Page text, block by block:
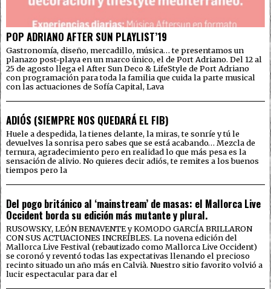
POP ADRIANO AFTER SUN PLAYLIST’19
Gastronomía, diseño, mercadillo, música… te presentamos un
planazo post-playa en un marco único, el de Port Adriano. Del 12 al
25 de agosto llega el After Sun Deco & LifeStyle de Port Adriano
con programación para toda la familia que cuida la parte musical
con las actuaciones de Sofía Capital, Lava
ADIÓS (SIEMPRE NOS QUEDARÁ EL FIB)
Huele a despedida, la tienes delante, la miras, te sonríe y tú le
devuelves la sonrisa pero sabes que se está acabando… Mezcla de
ternura, agradecimiento pero en realidad lo que más pesa es la
sensación de alivio. No quieres decir adiós, te remites a los buenos
tiempos pero la
Del pogo británico al ‘mainstream’ de masas: el Mallorca Live
Occident borda su edición más mutante y plural.
RUSOWSKY, LEÓN BENAVENTE y KOMODO GARCÍA BRILLARON
CON SUS ACTUACIONES INCREÍBLES. La novena edición del
Mallorca Live Festival (rebautizado como Mallorca Live Occident)
se coronó y reventó todas las expectativas llenando el precioso
recinto situado un año más en Calvià. Nuestro sitio favorito volvió a
lucir espectacular para dar el